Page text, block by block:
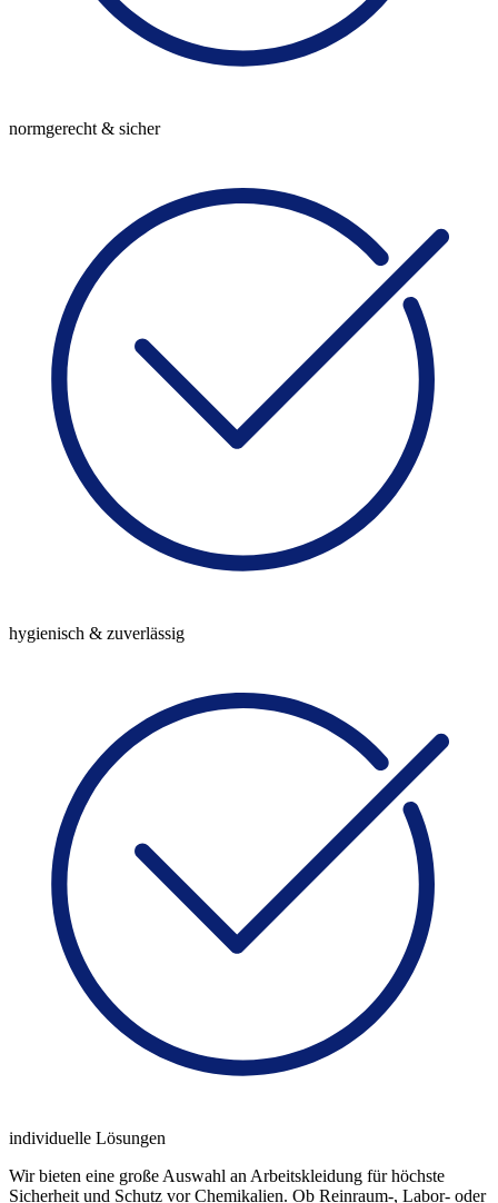
normgerecht & sicher
hygienisch & zuverlässig
individuelle Lösungen
Wir bieten eine große Auswahl an Arbeitskleidung für höchste
Sicherheit und Schutz vor Chemikalien. Ob Reinraum-, Labor- oder